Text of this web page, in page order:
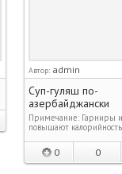
Автор: admin
Суп-гуляш по-
азербайджански
Примечание: Гарниры
повышают
0 0